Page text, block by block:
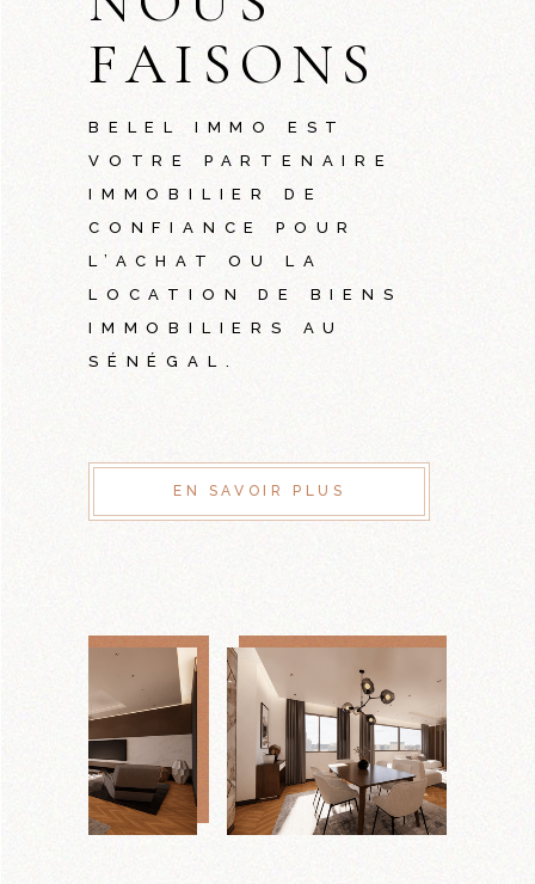
FAISONS
BELEL IMMO EST
VOTRE PARTENAIRE
IMMOBILIER DE
CONFIANCE POUR
L’ACHAT OU LA
LOCATION DE BIENS
IMMOBILIERS AU
SÉNÉGAL.
EN SAVOIR PLUS